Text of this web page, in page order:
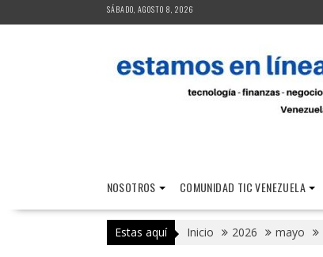
al
SÁBADO, AGOSTO 8, 2026
NOSOTROS COMUNIDAD TIC VENEZUELA
Estas aquí Inicio 2026 mayo